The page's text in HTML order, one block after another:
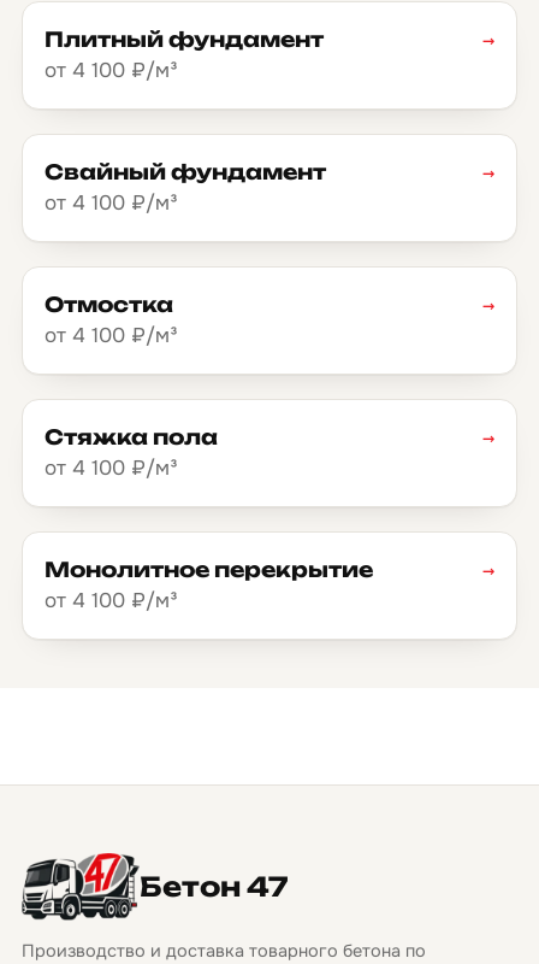
Плитный фундамент
от 4 100 ₽/м³
→
Свайный фундамент
от 4 100 ₽/м³
→
Отмостка
от 4 100 ₽/м³
→
Стяжка пола
от 4 100 ₽/м³
→
Монолитное перекрытие
от 4 100 ₽/м³
→
Бетон 47
Производство и доставка товарного бетона по